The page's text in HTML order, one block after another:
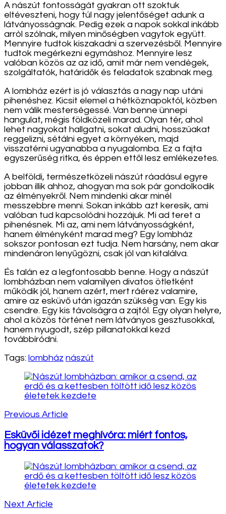
A nászút fontosságát gyakran ott szoktuk
eltéveszteni, hogy túl nagy jelentőséget adunk a
látványosságnak. Pedig ezek a napok sokkal inkább
arról szólnak, milyen minőségben vagytok együtt.
Mennyire tudtok kiszakadni a szervezésből. Mennyire
tudtok megérkezni egymáshoz. Mennyire lesz
valóban közös az az idő, amit már nem vendégek,
szolgáltatók, határidők és feladatok szabnak meg.
A lombház ezért is jó választás a nagy nap utáni
pihenéshez. Kicsit elemel a hétköznapoktól, közben
nem válik mesterségessé. Van benne ünnepi
hangulat, mégis földközeli marad. Olyan tér, ahol
lehet nagyokat hallgatni, sokat aludni, hosszúakat
reggelizni, sétálni egyet a környéken, majd
visszatérni ugyanabba a nyugalomba. Ez a fajta
egyszerűség ritka, és éppen ettől lesz emlékezetes.
A belföldi, természetközeli nászút ráadásul egyre
jobban illik ahhoz, ahogyan ma sok pár gondolkodik
az élményekről. Nem mindenki akar minél
messzebbre menni. Sokan inkább azt keresik, ami
valóban tud kapcsolódni hozzájuk. Mi ad teret a
pihenésnek. Mi az, ami nem látványosságként,
hanem élményként marad meg? Egy lombház
sokszor pontosan ezt tudja. Nem harsány, nem akar
mindenáron lenyűgözni, csak jól van kitalálva.
És talán ez a legfontosabb benne. Hogy a nászút
lombházban nem valamilyen divatos ötletként
működik jól, hanem azért, mert ráérez valamire,
amire az esküvő után igazán szükség van. Egy kis
csendre. Egy kis távolságra a zajtól. Egy olyan helyre,
ahol a közös történet nem látványos gesztusokkal,
hanem nyugodt, szép pillanatokkal kezd
továbbíródni.
Tags: lombház nászút
Post
Navigation
Previous Article
Esküvői idézet meghívóra: miért fontos,
hogyan válasszatok?
Next Article